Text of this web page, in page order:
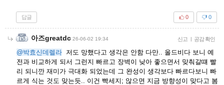
답글 0
0
아즈greatdc 26-06-02 19:34 신고 | 공감 확인
@박효신데렐라 저도 망했다고 생각은 안함 다만.. 올드비다 보니 예
전과 비교하게 되서 그런지 빠르고 장벽이 낮아 좋으면서 맞춰갈떄 빨
리 되니깐 재미가 극대화 되었는데 그 완성이 생각보다 빠르다보니 빠
르게 식는 것도 맞는듯.. 이건 빡세지; 않으면 지금 방향성이 맞다고 봄